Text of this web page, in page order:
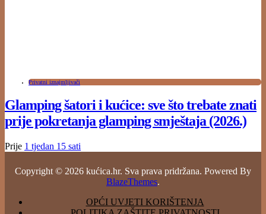
Privatni iznajmljivači
Glamping šatori i kućice: sve što trebate znati
prije pokretanja glamping smještaja (2026.)
Prije 1 tjedan 15 sati
Copyright © 2026 kućica.hr. Sva prava pridržana. Powered By
BlazeThemes.
OPĆI UVJETI KORIŠTENJA